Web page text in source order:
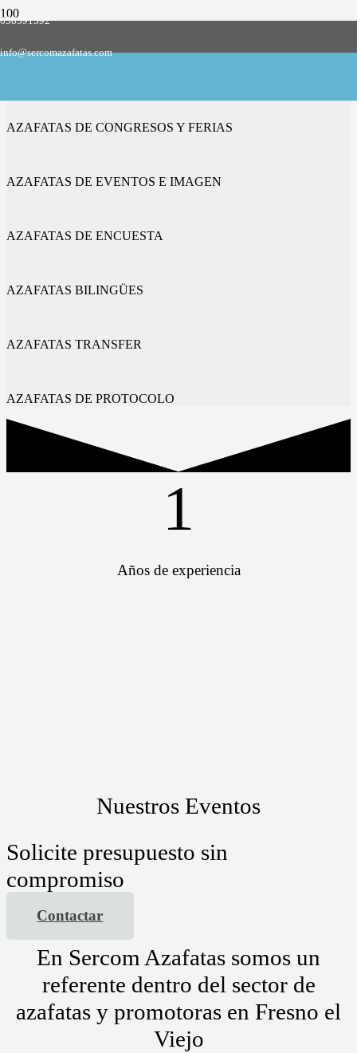
658591592
info@sercomazafatas.com
AZAFATAS DE CONGRESOS Y FERIAS
AZAFATAS DE EVENTOS E IMAGEN
AZAFATAS DE ENCUESTA
AZAFATAS BILINGÜES
AZAFATAS TRANSFER
AZAFATAS DE PROTOCOLO
1
Años de experiencia
Nuestros Eventos
Solicite presupuesto sin
compromiso
Contactar
En Sercom Azafatas somos un
referente dentro del sector de
azafatas y promotoras en Fresno el
Viejo